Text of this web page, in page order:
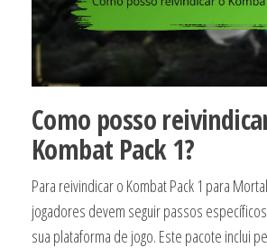
Como posso
Kombat Pack 1?
Para reivindicar o Kombat Pack 1 para Mortal
jogadores devem seguir passos
sua plataforma de jogo. Este pacote inclui